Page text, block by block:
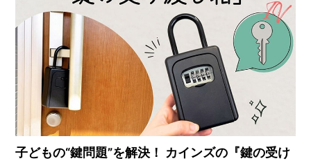
子どもの“鍵問題”を解決！ カインズの『鍵の受け